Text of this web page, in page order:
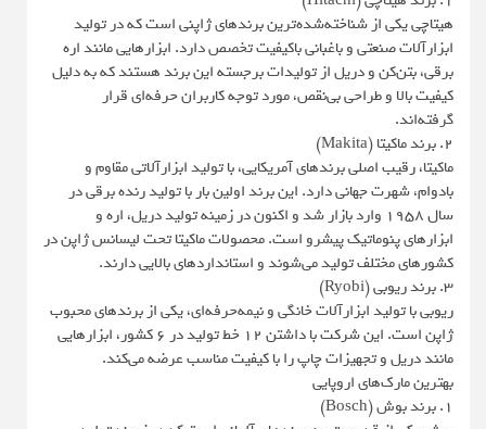
هیتاچی یکی از شناخته‌شده‌ترین برندهای ژاپنی است که در تولید
ابزارآلات صنعتی و باغبانی باکیفیت تخصص دارد. ابزارهایی مانند اره
برقی، بتن‌کن و دریل از تولیدات برجسته این برند هستند که به دلیل
کیفیت بالا و طراحی بی‌نقص، مورد توجه کاربران حرفه‌ای قرار
گرفته‌اند.
2. برند ماکیتا (Makita)
ماکیتا، رقیب اصلی برندهای آمریکایی، با تولید ابزارآلاتی مقاوم و
بادوام، شهرت جهانی دارد. این برند اولین بار با تولید رنده برقی در
سال 1958 وارد بازار شد و اکنون در زمینه تولید دریل، اره و
ابزارهای پنوماتیک پیشرو است. محصولات ماکیتا تحت لیسانس ژاپن در
کشورهای مختلف تولید می‌شوند و استانداردهای بالایی دارند.
3. برند ریوبی (Ryobi)
ریوبی با تولید ابزارآلات خانگی و نیمه‌حرفه‌ای، یکی از برندهای محبوب
ژاپن است. این شرکت با داشتن 12 خط تولید در 6 کشور، ابزارهایی
مانند دریل و تجهیزات چاپ را با کیفیت مناسب عرضه می‌کند.
بهترین مارک‌های اروپایی
1. برند بوش (Bosch)